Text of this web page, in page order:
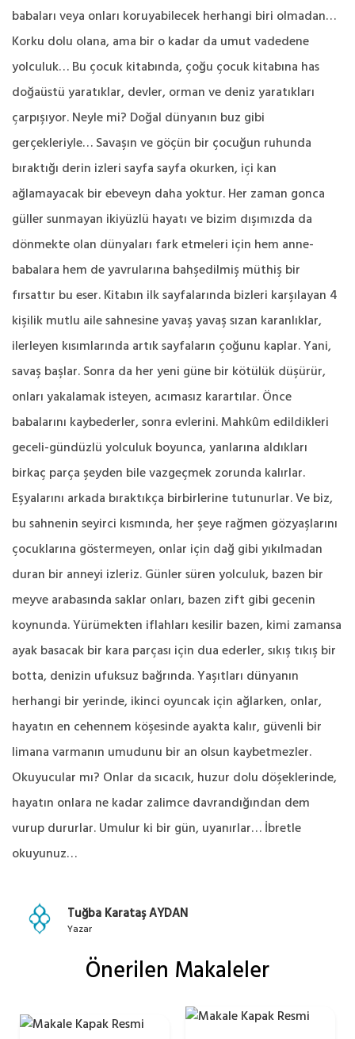
babaları veya onları koruyabilecek herhangi biri olmadan…
Korku dolu olana, ama bir o kadar da umut vadedene
yolculuk… Bu çocuk kitabında, çoğu çocuk kitabına has
doğaüstü yaratıklar, devler, orman ve deniz yaratıkları
çarpışıyor. Neyle mi? Doğal dünyanın buz gibi
gerçekleriyle… Savaşın ve göçün bir çocuğun ruhunda
bıraktığı derin izleri sayfa sayfa okurken, içi kan
ağlamayacak bir ebeveyn daha yoktur. Her zaman gonca
güller sunmayan ikiyüzlü hayatı ve bizim dışımızda da
dönmekte olan dünyaları fark etmeleri için hem anne-
babalara hem de yavrularına bahşedilmiş müthiş bir
fırsattır bu eser. Kitabın ilk sayfalarında bizleri karşılayan 4
kişilik mutlu aile sahnesine yavaş yavaş sızan karanlıklar,
ilerleyen kısımlarında artık sayfaların çoğunu kaplar. Yani,
savaş başlar. Sonra da her yeni güne bir kötülük düşürür,
onları yakalamak isteyen, acımasız karartılar. Önce
babalarını kaybederler, sonra evlerini. Mahkûm edildikleri
geceli-gündüzlü yolculuk boyunca, yanlarına aldıkları
birkaç parça şeyden bile vazgeçmek zorunda kalırlar.
Eşyalarını arkada bıraktıkça birbirlerine tutunurlar. Ve biz,
bu sahnenin seyirci kısmında, her şeye rağmen gözyaşlarını
çocuklarına göstermeyen, onlar için dağ gibi yıkılmadan
duran bir anneyi izleriz. Günler süren yolculuk, bazen bir
meyve arabasında saklar onları, bazen zift gibi gecenin
koynunda. Yürümekten iflahları kesilir bazen, kimi zamansa
ayak basacak bir kara parçası için dua ederler, sıkış tıkış bir
botta, denizin ufuksuz bağrında. Yaşıtları dünyanın
herhangi bir yerinde, ikinci oyuncak için ağlarken, onlar,
hayatın en cehennem köşesinde ayakta kalır, güvenli bir
limana varmanın umudunu bir an olsun kaybetmezler.
Okuyucular mı? Onlar da sıcacık, huzur dolu döşeklerinde,
hayatın onlara ne kadar zalimce davrandığından dem
vurup dururlar. Umulur ki bir gün, uyanırlar… İbretle
okuyunuz…
Tuğba Karataş AYDAN
Yazar
Önerilen Makaleler